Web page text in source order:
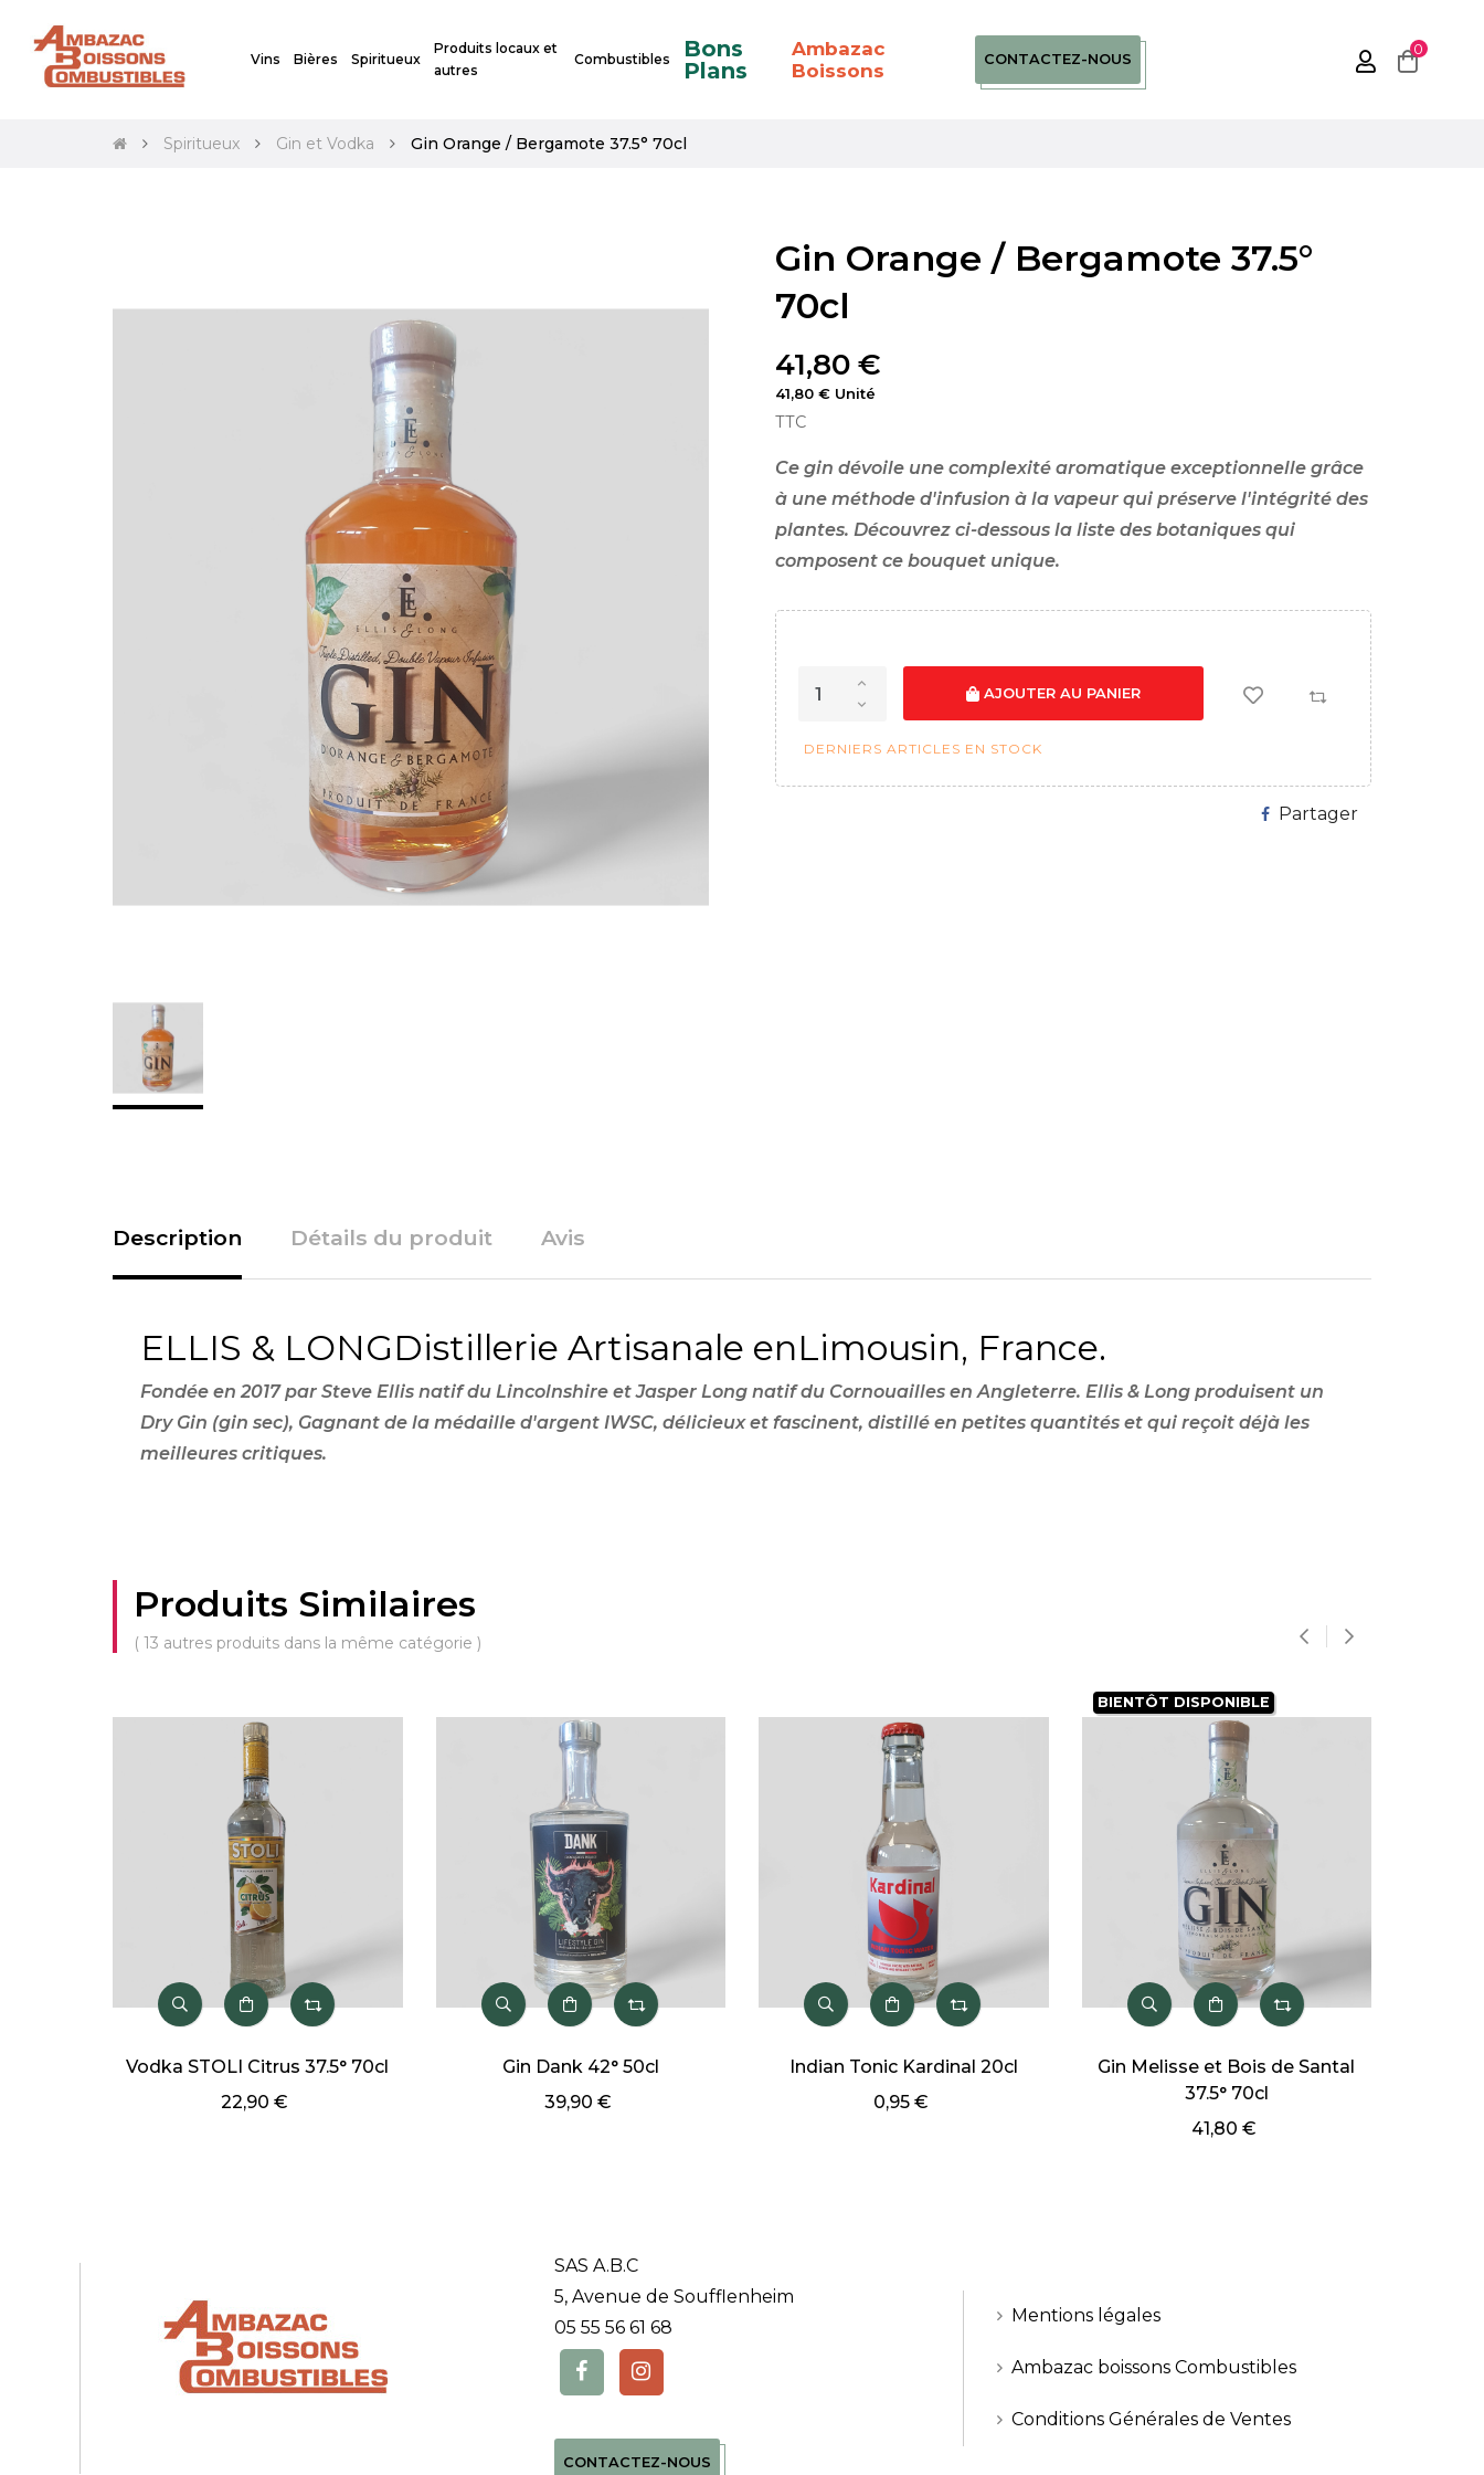
Vins Bières Spiritueux
Produits locaux et
autres
Combustibles
Bons
Plans
Ambazac
Boissons
CONTACTEZ-NOUS
0
Spiritueux Gin et Vodka Gin Orange / Bergamote 37.5° 70cl
Gin Orange / Bergamote 37.5°
70cl
41,80 €
41,80 € Unité
TTC
Ce gin dévoile une complexité aromatique exceptionnelle grâce
à une méthode d'infusion à la vapeur qui préserve l'intégrité des
plantes. Découvrez ci-dessous la liste des botaniques qui
composent ce bouquet unique.
AJOUTER AU PANIER
DERNIERS ARTICLES EN STOCK
Partager
Description Détails du produit Avis
ELLIS & LONGDistillerie Artisanale enLimousin, France.
Fondée en 2017 par Steve Ellis natif du Lincolnshire et Jasper Long natif du Cornouailles en Angleterre. Ellis & Long produisent un
Dry Gin (gin sec), Gagnant de la médaille d'argent IWSC, délicieux et fascinent, distillé en petites quantités et qui reçoit déjà les
meilleures critiques.
Produits Similaires
( 13 autres produits dans la même catégorie )
Vodka STOLI Citrus 37.5° 70cl
22,90 €
Gin Dank 42° 50cl
39,90 €
Indian Tonic Kardinal 20cl
0,95 €
BIENTÔT DISPONIBLE
Gin Melisse et Bois de Santal
37.5° 70cl
41,80 €
SAS A.B.C
5, Avenue de Soufflenheim
05 55 56 61 68
CONTACTEZ-NOUS
Mentions légales
Ambazac boissons Combustibles
Conditions Générales de Ventes